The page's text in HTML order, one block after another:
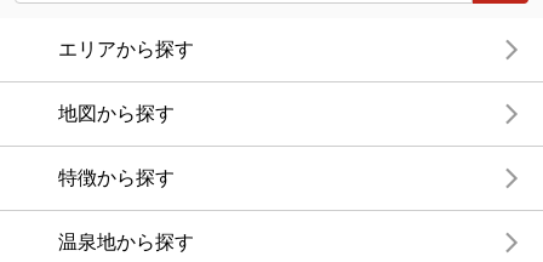
エリアから探す
地図から探す
特徴から探す
温泉地から探す